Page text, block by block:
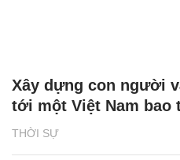
THỜI SỰ
Xây dựng con người
tới một Việt Nam bao